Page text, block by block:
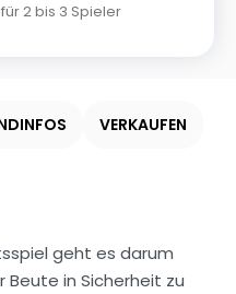
für 2 bis 3 Spieler
VERKAUFEN
geht es darum
in Sicherheit zu